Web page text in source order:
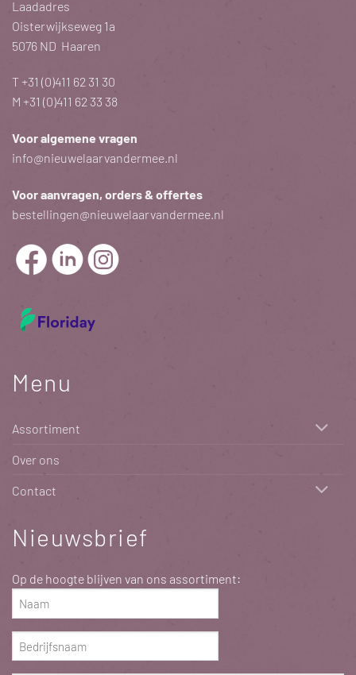
Laadadres
Oisterwijkseweg 1a
5076 ND Haaren
T+31 (0)411 62 31 30
M +31 (0)411 62 33 38
Voor algemene vragen
info@nieuwelaarvandermee.nl
Voor aanvragen, orders & offertes
bestellingen@nieuwelaarvandermee.nl
Menu
Assortiment
Over ons
Contact
Nieuwsbrief
Op de hoogte blijven van ons assortiment:
Naam
(Vereist)
Bedrijfsnaam
(Vereist)